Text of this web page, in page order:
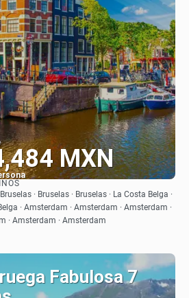
MXN
Ver
· Bruselas · Bruselas · La Costa Belga ·
· Amsterdam · Amsterdam · Amsterdam ·
· Amsterdam · Amsterdam
Fabulosa 7